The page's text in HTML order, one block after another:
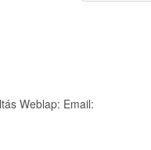
Weblap: Email: